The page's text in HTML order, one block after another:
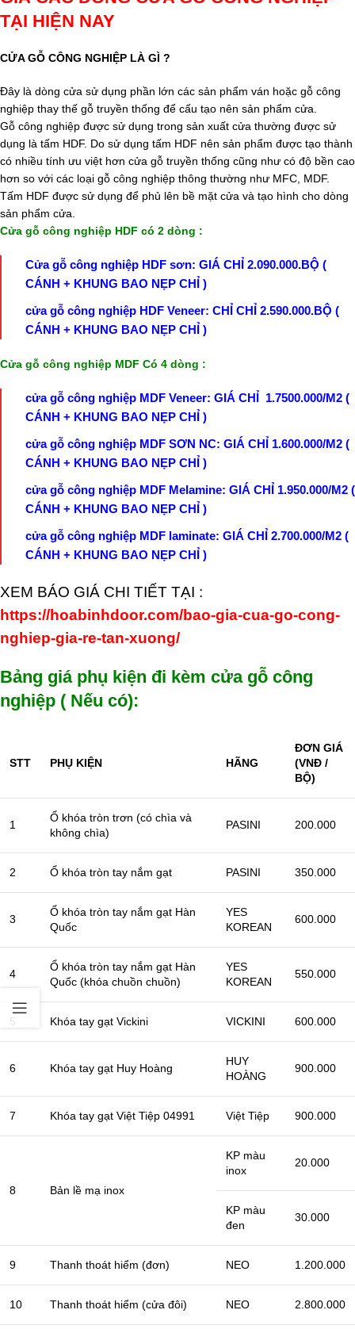
TẠI HIỆN NAY
CỬA GỖ CÔNG NGHIỆP LÀ GÌ ?
Đây là dòng cửa sử dụng phần lớn các sản phẩm ván hoặc gỗ công
nghiệp thay thế gỗ truyền thống để cấu tạo nên sản phẩm cửa.
Gỗ công nghiệp được sử dụng trong sản xuất cửa thường được sử
dụng là tấm HDF. Do sử dụng tấm HDF nên sản phẩm được tạo thành
có nhiều tính ưu việt hơn cửa gỗ truyền thống cũng như có độ bền cao
hơn so với các loại gỗ công nghiệp thông thường như MFC, MDF.
Tấm HDF được sử dụng để phủ lên bề mặt cửa và tạo hình cho dòng
sản phẩm cửa.
Cửa gỗ công nghiệp HDF có 2 dòng :
Cửa gỗ công nghiệp HDF sơn: GIÁ CHỈ 2.090.000.BỘ (
CÁNH + KHUNG BAO NẸP CHỈ )
cửa gỗ công nghiệp HDF Veneer: CHỈ CHỈ 2.590.000.BỘ (
CÁNH + KHUNG BAO NẸP CHỈ )
Cửa gỗ công nghiệp MDF Có 4 dòng :
cửa gỗ công nghiệp MDF Veneer: GIÁ CHỈ 1.7500.000/M2 (
CÁNH + KHUNG BAO NẸP CHỈ )
cửa gỗ công nghiệp MDF SƠN NC: GIÁ CHỈ 1.600.000/M2 (
CÁNH + KHUNG BAO NẸP CHỈ )
cửa gỗ công nghiệp MDF Melamine: GIÁ CHỈ 1.950.000/M2 (
CÁNH + KHUNG BAO NẸP CHỈ )
cửa gỗ công nghiệp MDF laminate: GIÁ CHỈ 2.700.000/M2 (
CÁNH + KHUNG BAO NẸP CHỈ )
XEM BÁO GIÁ CHI TIẾT TẠI :
https://hoabinhdoor.com/bao-gia-cua-go-cong-
nghiep-gia-re-tan-xuong/
Bảng giá phụ kiện đi kèm cửa gỗ công
nghiệp ( Nếu có):
STT PHỤ KIỆN HÃNG
ĐƠN GIÁ
(VNĐ /
BỘ)
1
Ổ khóa tròn trơn (có chìa và
không chìa)
PASINI 200.000
2 Ổ khóa tròn tay nắm gạt PASINI 350.000
3
Ổ khóa tròn tay nắm gạt Hàn
Quốc
YES
KOREAN
600.000
4
Ổ khóa tròn tay nắm gạt Hàn
Quốc (khóa chuồn chuồn)
YES
KOREAN
550.000
5 Khóa tay gạt Vickini VICKINI 600.000
6 Khóa tay gạt Huy Hoàng
HUY
HOÀNG
900.000
7 Khóa tay gạt Việt Tiệp 04991 Việt Tiệp 900.000
8 Bản lề mạ inox
KP màu
inox
20.000
KP màu
đen
30.000
9 Thanh thoát hiểm (đơn) NEO 1.200.000
10 Thanh thoát hiểm (cửa đôi) NEO 2.800.000